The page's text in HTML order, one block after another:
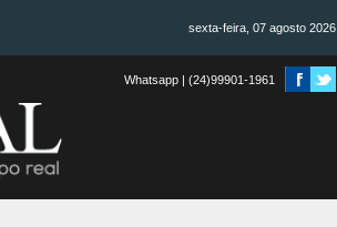
sexta-feira, 07 agosto 2026
Whatsapp | (24)99901-1961